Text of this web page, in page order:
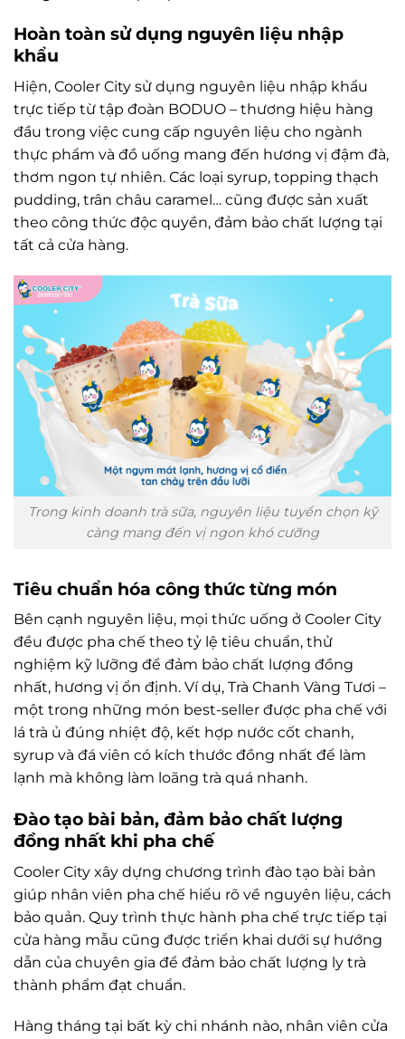
Hoàn toàn sử dụng nguyên liệu nhập
khẩu
Hiện, Cooler City sử dụng nguyên liệu nhập khẩu
trực tiếp từ tập đoàn BODUO – thương hiệu hàng
đầu trong việc cung cấp nguyên liệu cho ngành
thực phẩm và đồ uống mang đến hương vị đậm đà,
thơm ngon tự nhiên. Các loại syrup, topping thạch
pudding, trân châu caramel… cũng được sản xuất
theo công thức độc quyền, đảm bảo chất lượng tại
tất cả cửa hàng.
Trong kinh doanh trà sữa, nguyên liệu tuyển chọn kỹ
càng mang đến vị ngon khó cưỡng
Tiêu chuẩn hóa công thức từng món
Bên cạnh nguyên liệu, mọi thức uống ở Cooler City
đều được pha chế theo tỷ lệ tiêu chuẩn, thử
nghiệm kỹ lưỡng để đảm bảo chất lượng đồng
nhất, hương vị ổn định. Ví dụ, Trà Chanh Vàng Tươi –
một trong những món best-seller được pha chế với
lá trà ủ đúng nhiệt độ, kết hợp nước cốt chanh,
syrup và đá viên có kích thước đồng nhất để làm
lạnh mà không làm loãng trà quá nhanh.
Đào tạo bài bản, đảm bảo chất lượng
đồng nhất khi pha chế
Cooler City xây dựng chương trình đào tạo bài bản
giúp nhân viên pha chế hiểu rõ về nguyên liệu, cách
bảo quản. Quy trình thực hành pha chế trực tiếp tại
cửa hàng mẫu cũng được triển khai dưới sự hướng
dẫn của chuyên gia để đảm bảo chất lượng ly trà
thành phẩm đạt chuẩn.
Hàng tháng tại bất kỳ chi nhánh nào, nhân viên cửa